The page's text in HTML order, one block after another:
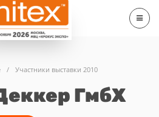
/ Участники выставки 2010
ГмбХ